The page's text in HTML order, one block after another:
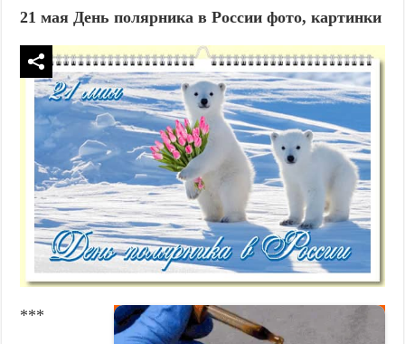
21 мая День полярника в России фото, картинки
***